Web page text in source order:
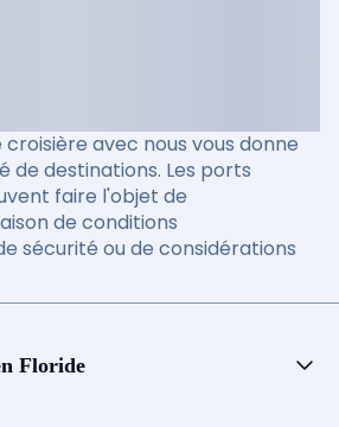
avec nous vous donne
de destinations. Les ports
faire l'objet de
de conditions
sécurité ou de considérations
Floride